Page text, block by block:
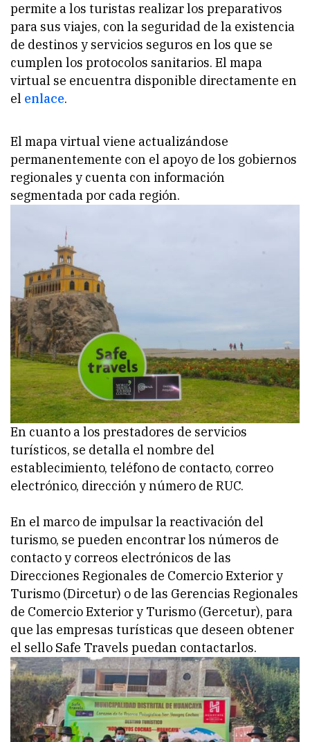
permite a los turistas realizar los preparativos
para sus viajes, con la seguridad de la existencia
de destinos y servicios seguros en los que se
cumplen los protocolos sanitarios. El mapa
virtual se encuentra disponible directamente en
el enlace.
El mapa virtual viene actualizándose
permanentemente con el apoyo de los gobiernos
regionales y cuenta con información
segmentada por cada región.
En cuanto a los prestadores de servicios
turísticos, se detalla el nombre del
establecimiento, teléfono de contacto, correo
electrónico, dirección y número de RUC.
En el marco de impulsar la reactivación del
turismo, se pueden encontrar los números de
contacto y correos electrónicos de las
Direcciones Regionales de Comercio Exterior y
Turismo (Dircetur) o de las Gerencias Regionales
de Comercio Exterior y Turismo (Gercetur), para
que las empresas turísticas que deseen obtener
el sello Safe Travels puedan contactarlos.